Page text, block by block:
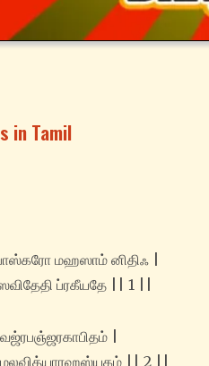
in Tamil
மஹஸாம் னிதிஃ |
ப்ரகீயதே || 1 ||
|
|| 2 ||